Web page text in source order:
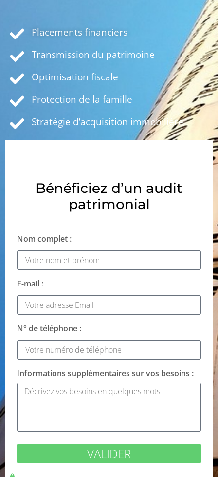
Placements financiers
Transmission du patrimoine
Optimisation fiscale
Protection de la famille
Stratégie d’acquisition immobilière
Bénéficiez d’un audit
patrimonial
Nom complet :
E-mail :
N° de téléphone :
Informations supplémentaires sur vos besoins :
VALIDER